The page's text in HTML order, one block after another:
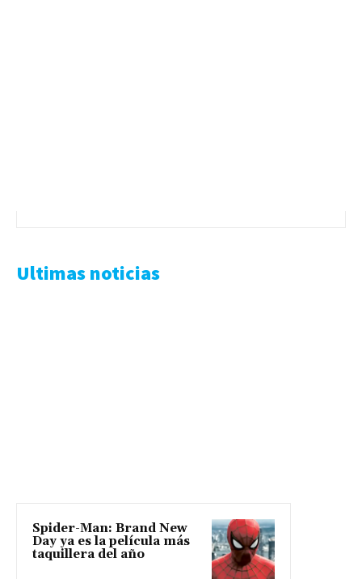
Ultimas noticias
Spider-Man: Brand New
Day ya es la película más
taquillera del año